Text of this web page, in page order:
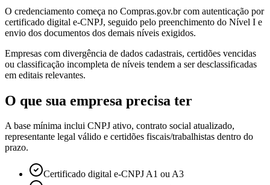
O credenciamento começa no Compras.gov.br com autenticação por
certificado digital e-CNPJ, seguido pelo preenchimento do Nível I e
envio dos documentos dos demais níveis exigidos.
Empresas com divergência de dados cadastrais, certidões vencidas
ou classificação incompleta de níveis tendem a ser desclassificadas
em editais relevantes.
O que sua empresa precisa ter
A base mínima inclui CNPJ ativo, contrato social atualizado,
representante legal válido e certidões fiscais/trabalhistas dentro do
prazo.
Certificado digital e-CNPJ A1 ou A3